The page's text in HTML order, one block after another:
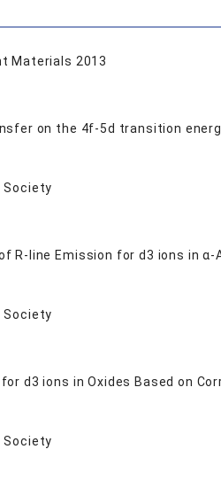
Materials 2013
on the 4f-5d transition
Society
R-line Emission for d3 ions in
Society
d3 ions in Oxides Based on
Society